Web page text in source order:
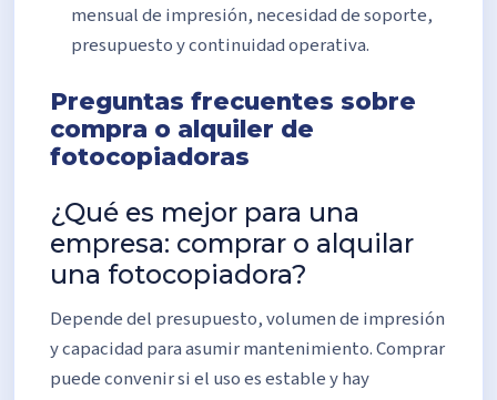
mensual de impresión, necesidad de soporte,
presupuesto y continuidad operativa.
Preguntas frecuentes sobre
compra o alquiler de
fotocopiadoras
¿Qué es mejor para una
empresa: comprar o alquilar
una fotocopiadora?
Depende del presupuesto, volumen de impresión
y capacidad para asumir mantenimiento. Comprar
puede convenir si el uso es estable y hay